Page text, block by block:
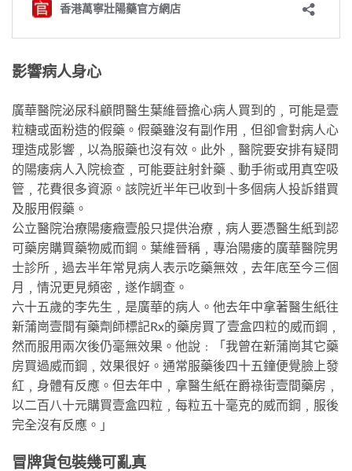
影響病人身心
廣華醫院泌尿科顧問醫生葉維晉擔心病人買到的﹐可能是壹
粒糖或面粉造的假藥。假藥雖沒有副作用﹐但卻會對病人心
理造成影響﹐以為服藥也沒有效。此外﹐醫院要安排有疑問
的陽痿病人入院檢查﹐可能要註射針藥﹑動手術或用真空吸
管﹐花費很多資源。該院近半年已收到十多個病人投訴錯買
及服用假藥。
公立醫院治療陽痿癥壹般只提供治療﹐病人要憑醫生紙到認
可藥房購買藥物威而鋼。葉維晉稱﹐專治陽痿的廣華醫院男
士診所﹐過去半年常見病人表示吃藥無效﹐去年底至今三個
月﹐情況更見頻密﹐遂作調查。
六十五歲的李先生﹐是廣華的病人。他去年中拿著醫生紙往
新蒲崗壹間有藥劑師標記Rx的藥房買了壹盒四粒的威而鋼﹐
然而服用兩次後仍毫無效果。他說﹕「我曾在新蒲崗其它藥
房買過威而鋼﹐效果很好。通常服藥後四十五鐘便覺臉上發
紅﹐身體有反應。但去年中﹐拿醫生紙在爵祿街壹間藥房﹐
以二百八十元購買壹盒四粒﹐每粒五十毫克的威而鋼﹐服後
完全沒有反應。」
冒牌貨包裝幾可亂真